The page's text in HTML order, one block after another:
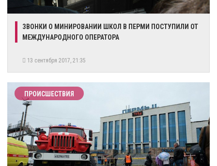
ЗВОНКИ О МИНИРОВАНИИ ШКОЛ В ПЕРМИ ПОСТУПИЛИ ОТ
МЕЖДУНАРОДНОГО ОПЕРАТОРА
13 сентября 2017, 21:35
ПРОИСШЕСТВИЯ